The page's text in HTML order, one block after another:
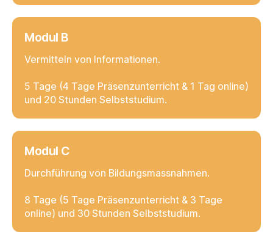
Modul B
Vermitteln von Informationen.
5 Tage (4 Tage Präsenzunterricht & 1 Tag online)
und 20 Stunden Selbststudium.
Modul C
Durchführung von Bildungsmassnahmen.
8 Tage (5 Tage Präsenzunterricht & 3 Tage
online) und 30 Stunden Selbststudium.